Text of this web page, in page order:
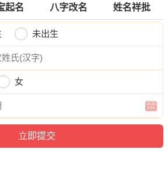
晏、旭奥、泽逸、运海、牧颜、玄庚、
奥、伟享、宸振、曜宽、锦旭、诚蓝、
博、悟宸、海旭、彦奕、泽翰、锦亦、
建、泽威、铭雷、翰宇、奇易、辰凡、
曜、海颜、启奇、运辉、恺彦、兴森、
迅、言帆、寅志、海曜、旻辉、伦元、
、曜炎。
起名 八字改名 姓名祥批
未出生
女